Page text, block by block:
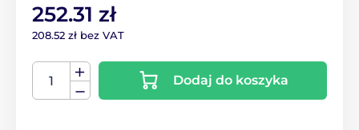
252.31 zł
208.52 zł bez VAT
Dodaj do koszyka